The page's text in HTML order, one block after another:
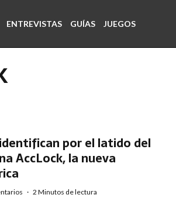
ENTREVISTAS GUÍAS JUEGOS
por el latido del
AccLock, la nueva
· 2 Minutos de lectura